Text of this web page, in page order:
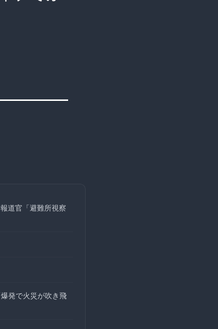
道官「避難所視察
発で火災が吹き飛